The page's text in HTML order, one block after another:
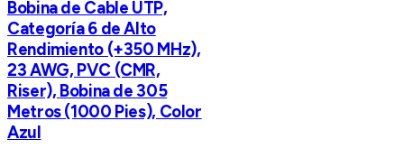
Bobina de Cable UTP,
Categoría 6 de Alto
Rendimiento (+350 MHz),
23 AWG, PVC (CMR,
Riser), Bobina de 305
Metros (1000 Pies), Color
Azul